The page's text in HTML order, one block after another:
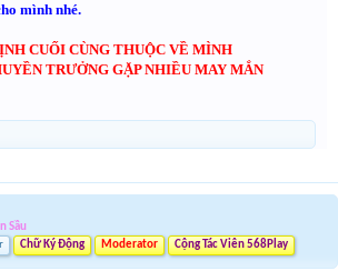
mình nhé.
CUỐI CÙNG THUỘC VỀ MÌNH
TRƯỞNG GẶP NHIỀU MAY MẮN
Sầu
Chữ Ký Động Moderator Cộng Tác Viên 568Play